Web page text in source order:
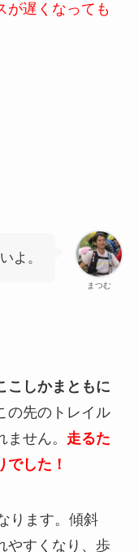
が遅くなっても
まつむ
よ。
こしかまともに
の先のトレイル
せん。 走るた
した！
ります。傾斜
やすくなり、歩